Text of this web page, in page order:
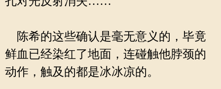
陈希的这些确认是毫无意义的，毕竟
鲜血已经染红了地面，连碰触他脖颈的
动作，触及的都是冰冰凉的。